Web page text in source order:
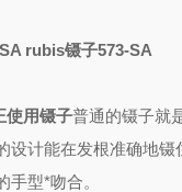
rubis镊子573-SA
使用镊子普通的镊子就
设计能在发根准确地
型*吻合。